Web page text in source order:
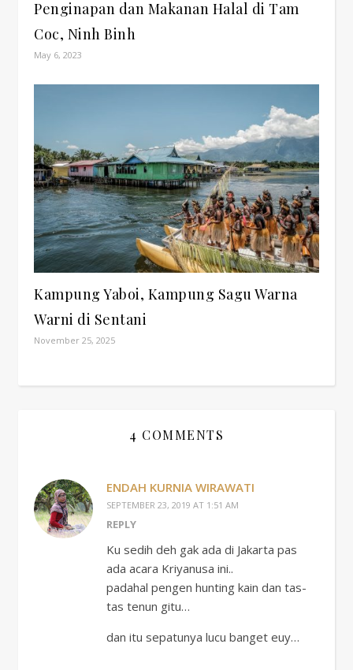
Penginapan dan Makanan Halal di Tam
Coc, Ninh Binh
May 6, 2023
Kampung Yaboi, Kampung Sagu Warna
Warni di Sentani
November 25, 2025
4 COMMENTS
ENDAH KURNIA WIRAWATI
SEPTEMBER 23, 2019 AT 1:51 AM
REPLY
Ku sedih deh gak ada di Jakarta pas
ada acara Kriyanusa ini..
padahal pengen hunting kain dan tas-
tas tenun gitu…
dan itu sepatunya lucu banget euy…